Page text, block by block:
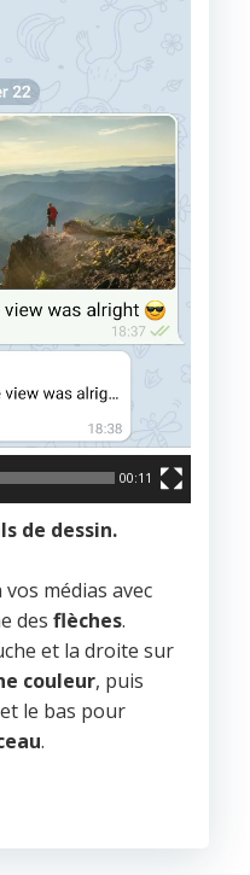
00:11
de dessin.
médias avec
des flèches.
et la droite sur
couleur, puis
le bas pour
.